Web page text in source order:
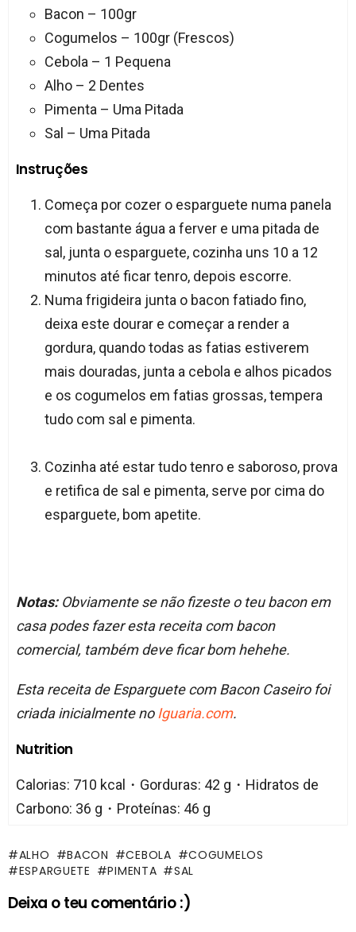
Bacon – 100gr
Cogumelos – 100gr (Frescos)
Cebola – 1 Pequena
Alho – 2 Dentes
Pimenta – Uma Pitada
Sal – Uma Pitada
Instruções
Começa por cozer o esparguete numa panela
com bastante água a ferver e uma pitada de
sal, junta o esparguete, cozinha uns 10 a 12
minutos até ficar tenro, depois escorre.
Numa frigideira junta o bacon fatiado fino,
deixa este dourar e começar a render a
gordura, quando todas as fatias estiverem
mais douradas, junta a cebola e alhos picados
e os cogumelos em fatias grossas, tempera
tudo com sal e pimenta.
Cozinha até estar tudo tenro e saboroso, prova
e retifica de sal e pimenta, serve por cima do
esparguete, bom apetite.
Notas:Obviamente se não fizeste o teu bacon em
casa podes fazer esta receita com bacon
comercial, também deve ficar bom hehehe.
Esta receita de Esparguete com Bacon Caseiro foi
criada inicialmente noIguaria.com.
Nutrition
Calorias: 710 kcal・Gorduras: 42 g・Hidratos de
Carbono: 36 g・Proteínas: 46 g
ALHO BACON CEBOLA
COGUMELOS
ESPARGUETE
PIMENTA SAL
Deixa o teu comentário :)